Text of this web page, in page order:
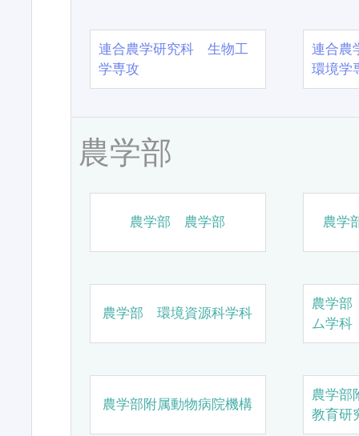
連合農学研究科 生物工
学専攻
連合農
環境学
農学部
農学部 農学部 農学
農学部 環境資源科学科
農学
ム学科
農学部附属動物病院機構
農学部
教育研